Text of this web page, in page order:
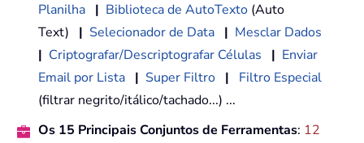
Planilha | Biblioteca de AutoTexto (Auto
Text) | Selecionador de Data | Mesclar Dados
| Criptografar/Descriptografar Células | Enviar
Email por Lista | Super Filtro |
Filtro Especial
(filtrar negrito/itálico/tachado...) ...
Os 15 Principais Conjuntos de Ferramentas: 12